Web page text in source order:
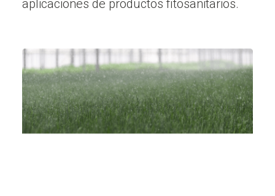
aplicaciones de productos fitosanitarios.